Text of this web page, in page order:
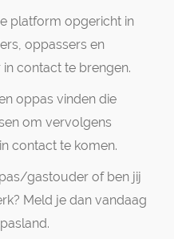
platform opgericht in
oppassers en
contact te brengen.
oppas vinden die
om vervolgens
contact te komen.
gastouder of ben jij
Meld je dan vandaag